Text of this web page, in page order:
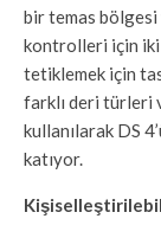
bir temas
kontrolleri için iki
tetiklemek için
farklı deri türleri
kullanılarak DS
katıyor.